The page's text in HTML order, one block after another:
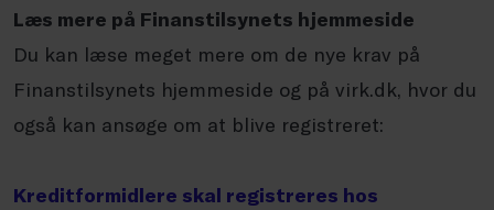
Læs mere på Finanstilsynets hjemmeside
Du kan læse meget mere om de nye krav på
Finanstilsynets hjemmeside og på virk.dk, hvor du
også kan ansøge om at blive registreret:
Kreditformidlere skal registreres hos